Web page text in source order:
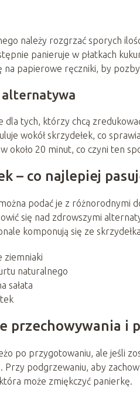
należy rozgrzać sporych
panieruje w płatkach
na papierowe ręczniki, by
alternatywa
tych, którzy chcą
wokół skrzydełek, co
około 20 minut, co czyni ten
– co najlepiej
podać je z różnorodnymi
się nad zdrowszymi
komponują się ze
ziemniaki
naturalnego
sałata
przechowywania i
po przygotowaniu, ale jeśli
Przy podgrzewaniu, aby
może zmiękczyć panierkę.